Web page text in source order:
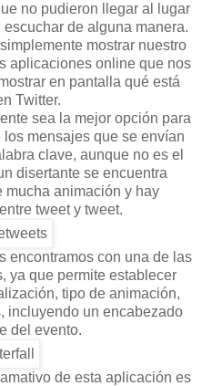
no pudieron llegar al lugar
de alguna manera.
mostrar nuestro
aplicaciones online que nos
en pantalla qué está
Twitter.
sea la mejor opción para
mensajes que se envían
clave, aunque no es el
disertante se encuentra
mucha animación y hay
tweet y tweet.
encontramos con una de las
ya que permite establecer
tipo de animación,
incluyendo un encabezado
del evento.
de esta aplicación es